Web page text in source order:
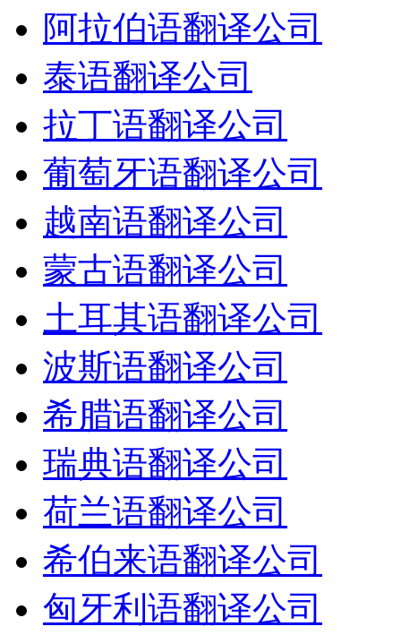
阿拉伯语翻译公司
泰语翻译公司
拉丁语翻译公司
葡萄牙语翻译公司
越南语翻译公司
蒙古语翻译公司
土耳其语翻译公司
波斯语翻译公司
希腊语翻译公司
瑞典语翻译公司
荷兰语翻译公司
希伯来语翻译公司
匈牙利语翻译公司